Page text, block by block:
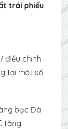
trái phiếu
điều chỉnh
tại một số
bạc Đá
tăng